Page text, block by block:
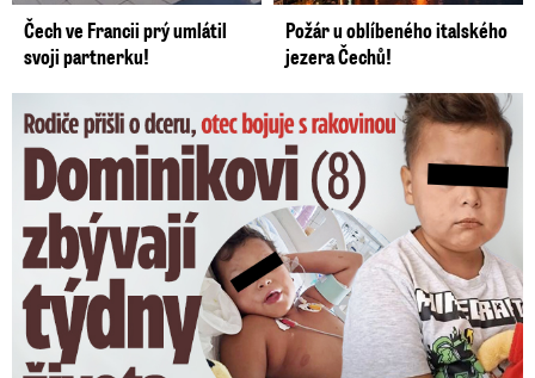
Čech ve Francii prý umlátil
svoji partnerku!
Požár u oblíbeného italského
jezera Čechů!
Dominikovi (8) zbývají týdny života: Vzkaz od exprezidenta